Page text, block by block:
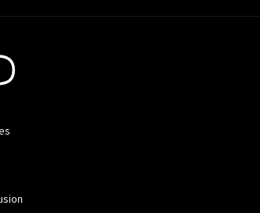
Personnalisez vos préférences